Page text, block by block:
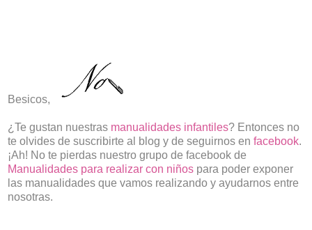
Besicos,
¿Te gustan nuestras manualidades infantiles? Entonces no
te olvides de suscribirte al blog y de seguirnos en facebook.
¡Ah! No te pierdas nuestro grupo de facebook de
Manualidades para realizar con niños para poder exponer
las manualidades que vamos realizando y ayudarnos entre
nosotras.